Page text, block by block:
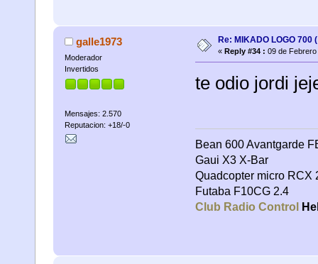
galle1973
Moderador
Invertidos
Mensajes: 2.570
Reputacion: +18/-0
Re: MIKADO LOGO 700
« Reply #34 : 09 de
te odio jordi
Bean 600 Avantgarde
Gaui X3 X-Bar
Quadcopter micro RCX
Futaba F10CG 2.4
Club Radio Control